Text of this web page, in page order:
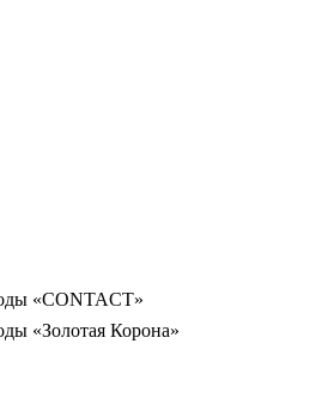
«CONTACT»
«Золотая Корона»